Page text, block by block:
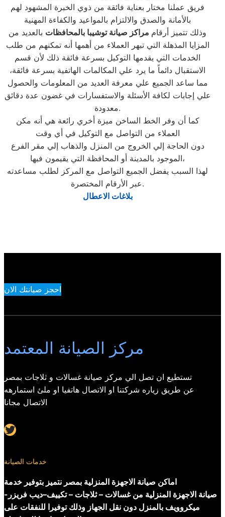
فريق عملنا مختار بعناية فائقة من ذوي الخبرة المشهود لهم
بالأمانة والصدق والالتزام بالمواعيد والكفاءة المهنية
وذلك تتميز أرقام مراكز صيانة توشيبا بالمحافظات بالعديد من
المزايا المذهلة التي تبهر العملاء من أهمها أنه تمكنهم من طلب
الخدمات التي يقدمها التوكيل بسرعة فائقة ذلك لأن قسم
الاستقبال دائماً ما يرد علي المكالمات الهاتفية بسرعة فائقة،
مما ساعد الجميع علي معرفة العديد من المعلومات والحصول
علي إجابات لكافة الأسئلة والاستفسارات في غضون عدة دقائق
معدودة.
كما أن وفر الخط الساخن ميزة أخري رائعة هي أنه مكن
العملاء من التواصل مع التوكيل في أي وقت
دون الحاجة إلي الخروج من المنزل والذهاب إلي مقر الفرع
الموجود بالمدينة أو المحافظة التي يقيمون فيها،
لهذا السبب يفضل الجميع التواصل مع المركز لطلب مساعدته
عبر الأرقام المختصرة.
بلاغات الاعطال
احجز صيانتك الان
مركز الصيانة المعتمد
تستطيع ان تصل الي مركز صيانة غسالات و ثلاجات بمصر
عن طريق زياره شركتنا او الاتصال هاتفيا او ملئ استمارهه
الاتصال مجانا
Twitter
خدمات الصيانة
اماكن صيانة الاجهزة المنزلية بمصر نتميز بتوفير خدمة
صيانة الاجهزة المنزلية من غسالات – ثلاجات – تكييف–ديب فريزر-
ميكروويف بالمنزل دون نقل الجهاز وذلك توفيرا للنفقات على